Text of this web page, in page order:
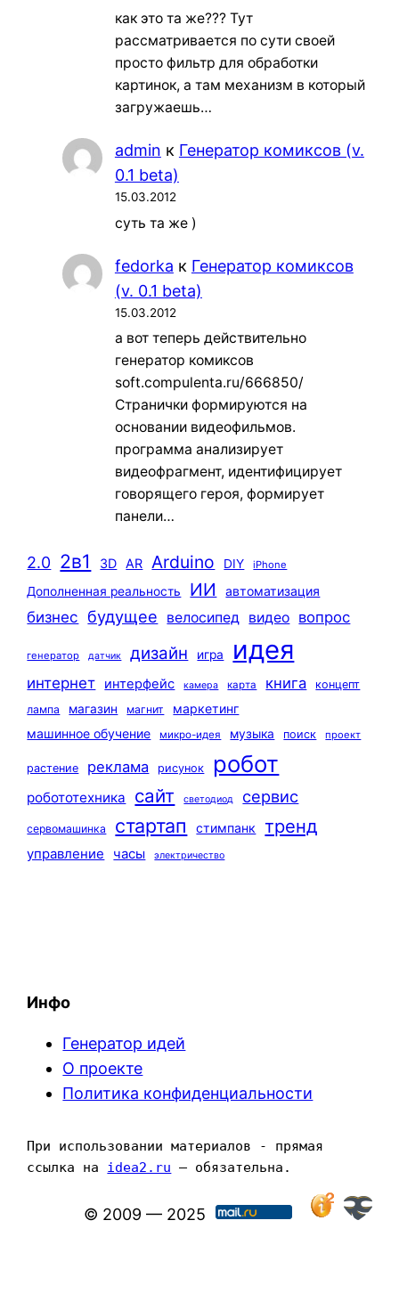
как это та же??? Тут
рассматривается по сути своей
просто фильтр для обработки
картинок, а там механизм в который
загружаешь…
admin к Генератор комиксов (v.
0.1 beta)
15.03.2012
суть та же )
fedorka к Генератор комиксов
(v. 0.1 beta)
15.03.2012
а вот теперь действительно
генератор комиксов
soft.compulenta.ru/666850/
Странички формируются на
основании видеофильмов.
программа анализирует
видеофрагмент, идентифицирует
говорящего героя, формирует
панели…
2.0 2в1 3D AR Arduino DIY iPhone
Дополненная реальность ИИ автоматизация
бизнес будущее велосипед видео вопрос
генератор датчик дизайн игра идея
интернет интерфейс камера карта книга
концепт
лампа
магазин магнит
маркетинг
машинное обучение
микро-идея музыка поиск проект
растение реклама рисунок робот
робототехника сайт светодиод сервис
сервомашинка стартап стимпанк тренд
управление часы электричество
Инфо
Генератор идей
О проекте
Политика конфиденциальности
При использовании материалов - прямая
ссылка на idea2.ru — обязательна.
© 2009 — 2025